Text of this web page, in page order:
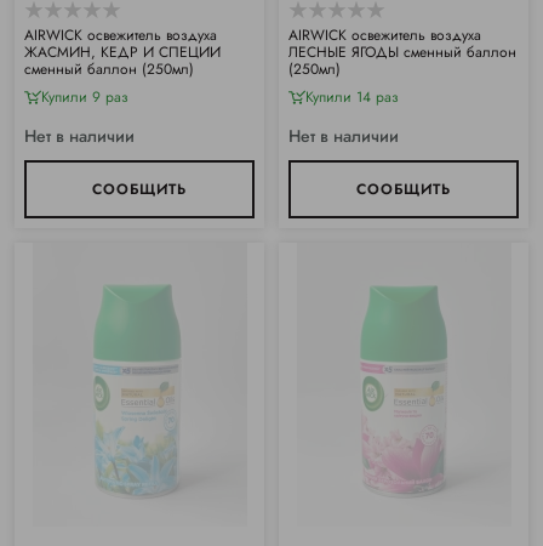
АIRWICK освежитель воздуха
ЖАСМИН, КЕДР И СПЕЦИИ
сменный баллон (250мл)
Купили 9 раз
Нет в наличии
СООБЩИТЬ
АIRWICK освежитель воздуха
ЛЕСНЫЕ ЯГОДЫ сменный баллон
(250мл)
Купили 14 раз
Нет в наличии
СООБЩИТЬ